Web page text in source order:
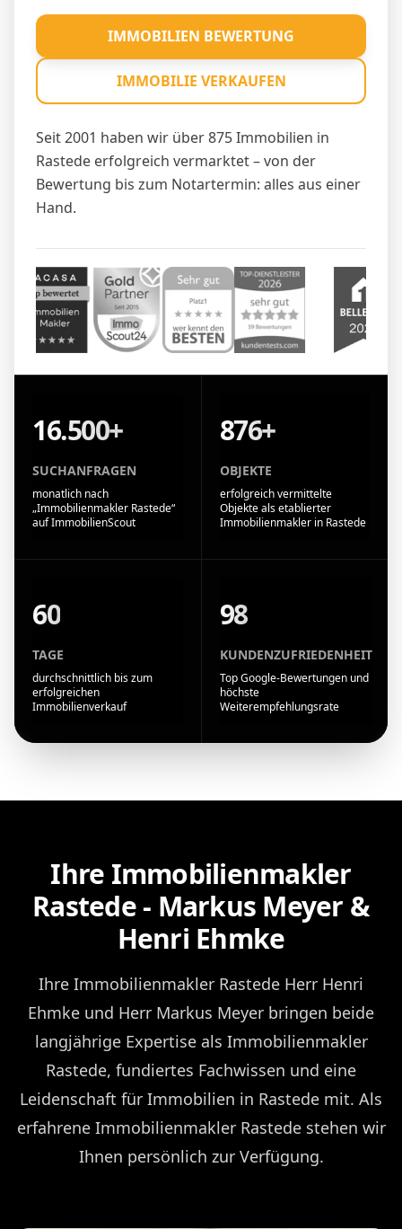
Seit 2001 haben wir über 875 Immobilien in
Rastede erfolgreich vermarktet – von der
Bewertung bis zum Notartermin: alles aus einer
Hand.
IMMOBILIEN BEWERTUNG
IMMOBILIE VERKAUFEN
16.500+
SUCHANFRAGEN
monatlich nach
„Immobilienmakler Rastede“
auf ImmobilienScout
876+
OBJEKTE
erfolgreich vermittelte
Objekte als etablierter
Immobilienmakler in Rastede
60
TAGE
durchschnittlich bis zum
erfolgreichen
Immobilienverkauf
98
KUNDENZUFRIEDENHEIT
Top Google-Bewertungen und
höchste
Weiterempfehlungsrate
Ihre Immobilienmakler
Rastede - Markus Meyer &
Henri Ehmke
Ihre Immobilienmakler Rastede Herr Henri
Ehmke und Herr Markus Meyer bringen beide
langjährige Expertise als Immobilienmakler
Rastede, fundiertes Fachwissen und eine
Leidenschaft für Immobilien in Rastede mit. Als
erfahrene Immobilienmakler Rastede stehen wir
Ihnen persönlich zur Verfügung.